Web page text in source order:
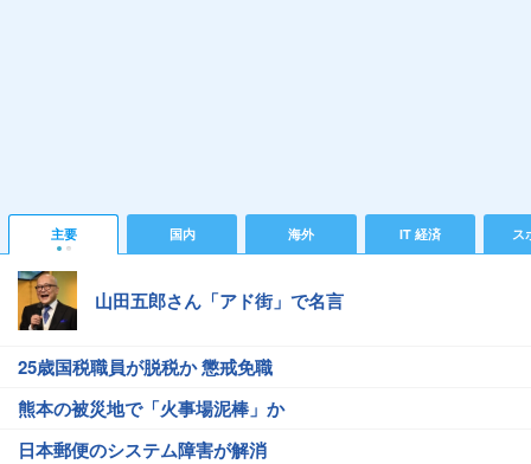
主要 国内 海外 IT 経済 ス
山田五郎さん「アド街」で名言
25歳国税職員が脱税か 懲戒免職
熊本の被災地で「火事場泥棒」か
日本郵便のシステム障害が解消